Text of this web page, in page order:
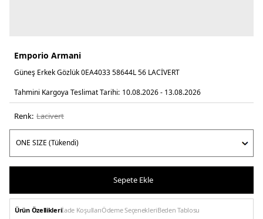
Emporio Armani
Güneş Erkek Gözlük 0EA4033 58644L 56 LACİVERT
Tahmini Kargoya Teslimat Tarihi: 10.08.2026 - 13.08.2026
Renk: laci̇vert
Sepete Ekle
Ürün Özellikleriİade KoşullarıÖdeme SeçenekleriBeden Tablosu